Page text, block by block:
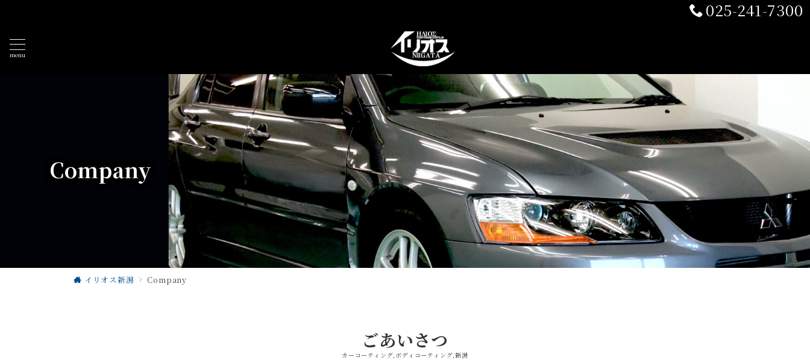
025-241-7300
menu
Company
イリオス新潟 Company
ごあいさつ
カーコーティング,ボディコーティング,新潟